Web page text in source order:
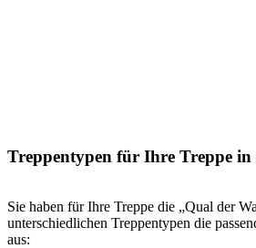
Treppentypen für Ihre Treppe in
Sie haben für Ihre Treppe die „Qual der
unterschiedlichen Treppentypen die
aus: